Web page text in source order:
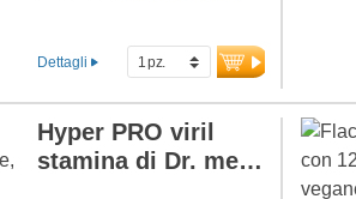
Dettagli
Hyper PRO viril
stamina di Dr. med.